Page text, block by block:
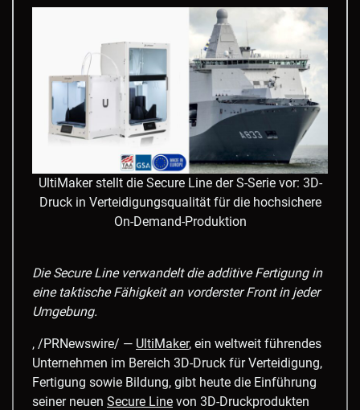
UltiMaker stellt die Secure Line der S-Serie vor: 3D-
Druck in Verteidigungsqualität für die hochsichere
On-Demand-Produktion
Die Secure Line verwandelt die additive Fertigung in
eine taktische Fähigkeit an vorderster Front in jeder
Umgebung.
, /PRNewswire/ — UltiMaker, ein weltweit führendes
Unternehmen im Bereich 3D-Druck für Verteidigung,
Fertigung sowie Bildung, gibt heute die Einführung
seiner neuen Secure Line von 3D-Druckprodukten